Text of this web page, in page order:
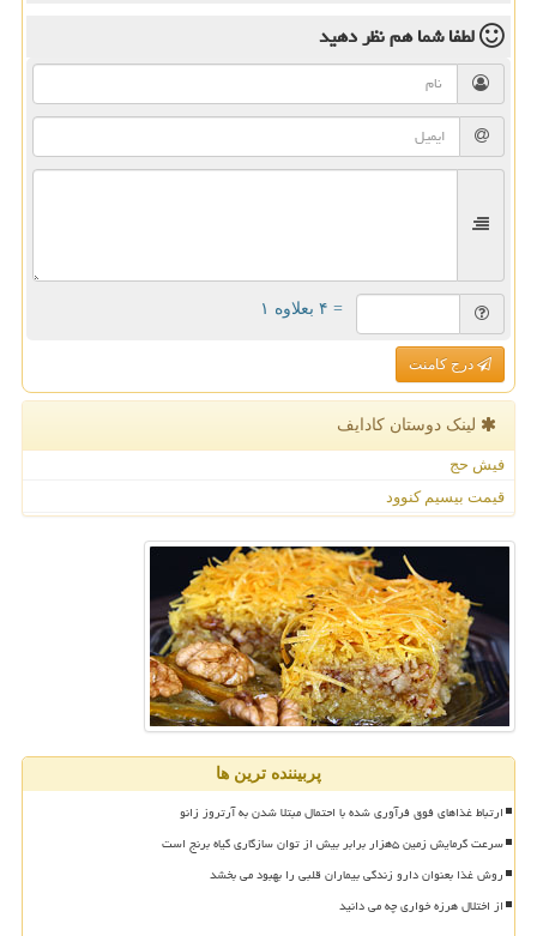
لطفا شما همنظر دهید
= ۴ بعلاوه ۱
درج کامنت
لینک دوستان كادایف
فیش حج
قیمت بیسیم کنوود
پربیننده ترین ها
ارتباط غذاهای فوق فرآوری شده با احتمال مبتلا شدن به آرتروز زانو
سرعت گرمایش زمین ۵هزار برابر بیش از توان سازگاری گیاه برنج است
روش غذا بعنوان دارو زندگی بیماران قلبی را بهبود می بخشد
از اختلال هرزه خواری چه می دانید